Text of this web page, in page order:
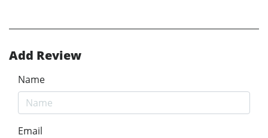
Add Review
Name
Email